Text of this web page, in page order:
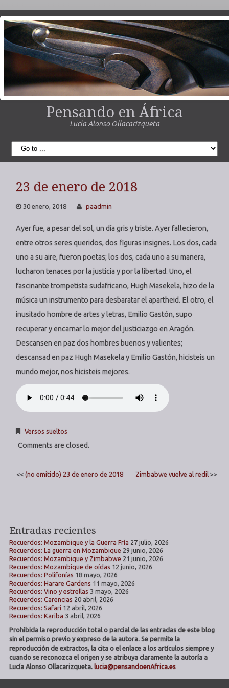
Pensando en África
Lucía Alonso Ollacarizqueta
23 de enero de 2018
30 enero, 2018 paadmin
Ayer fue, a pesar del sol, un día gris y triste. Ayer fallecieron,
entre otros seres queridos, dos figuras insignes. Los dos, cada
uno a su aire, fueron poetas; los dos, cada uno a su manera,
lucharon tenaces por la justicia y por la libertad. Uno, el
fascinante trompetista sudafricano, Hugh Masekela, hizo de la
música un instrumento para desbaratar el apartheid. El otro, el
inusitado hombre de artes y letras, Emilio Gastón, supo
recuperar y encarnar lo mejor del justiciazgo en Aragón.
Descansen en paz dos hombres buenos y valientes;
descansad en paz Hugh Masekela y Emilio Gastón, hicisteis un
mundo mejor, nos hicisteis mejores.
Versos sueltos
Comments are closed.
Zimbabwe vuelve al redil >>
<<(no emitido) 23 de enero de 2018
Entradas recientes
Recuerdos: Mozambique y la Guerra Fría 27 julio, 2026
Recuerdos: La guerra en Mozambique 29 junio, 2026
Recuerdos: Mozambique y Zimbabwe 21 junio, 2026
Recuerdos: Mozambique de oídas 12 junio, 2026
Recuerdos: Polifonías 18 mayo, 2026
Recuerdos: Harare Gardens 11 mayo, 2026
Recuerdos: Vino y estrellas 3 mayo, 2026
Recuerdos: Carencias 20 abril, 2026
Recuerdos: Safari 12 abril, 2026
Recuerdos: Kariba 3 abril, 2026
Prohibida la reproducción total o parcial de las entradas de este blog
sin el permiso previo y expreso de la autora. Se permite la
reproducción de extractos, la cita o el enlace a los artículos siempre y
cuando se reconozca el origen y se atribuya claramente la autoría a
Lucía Alonso Ollacarizqueta. lucia@pensandoenAfrica.es